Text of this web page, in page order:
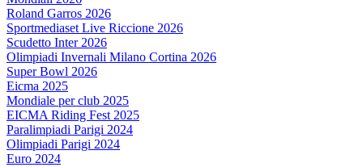
Roland Garros 2026
Sportmediaset Live Riccione 2026
Scudetto Inter 2026
Olimpiadi Invernali Milano Cortina 2026
Super Bowl 2026
Eicma 2025
Mondiale per club 2025
EICMA Riding Fest 2025
Paralimpiadi Parigi 2024
Olimpiadi Parigi 2024
Euro 2024